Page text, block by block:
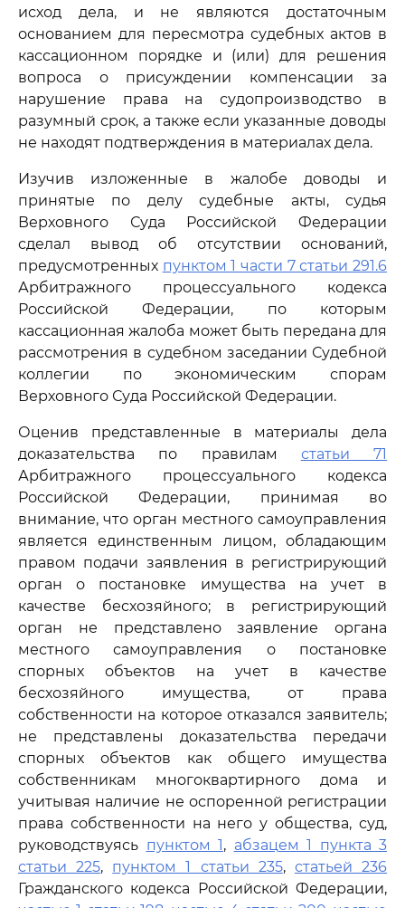
исход дела, и не являются достаточным
основанием для пересмотра судебных актов в
кассационном порядке и (или) для решения
вопроса о присуждении компенсации за
нарушение права на судопроизводство в
разумный срок, а также если указанные доводы
не находят подтверждения в материалах дела.
Изучив изложенные в жалобе доводы и
принятые по делу судебные акты, судья
Верховного Суда Российской Федерации
сделал вывод об отсутствии оснований,
предусмотренных пунктом 1 части 7 статьи 291.6
Арбитражного процессуального кодекса
Российской Федерации, по которым
кассационная жалоба может быть передана для
рассмотрения в судебном заседании Судебной
коллегии по экономическим спорам
Верховного Суда Российской Федерации.
Оценив представленные в материалы дела
доказательства по правилам статьи 71
Арбитражного процессуального кодекса
Российской Федерации, принимая во
внимание, что орган местного самоуправления
является единственным лицом, обладающим
правом подачи заявления в регистрирующий
орган о постановке имущества на учет в
качестве бесхозяйного; в регистрирующий
орган не представлено заявление органа
местного самоуправления о постановке
спорных объектов на учет в качестве
бесхозяйного имущества, от права
собственности на которое отказался заявитель;
не представлены доказательства передачи
спорных объектов как общего имущества
собственникам многоквартирного дома и
учитывая наличие не оспоренной регистрации
права собственности на него у общества, суд,
руководствуясь пунктом 1, абзацем 1 пункта 3
статьи 225, пунктом 1 статьи 235, статьей 236
Гражданского кодекса Российской Федерации,